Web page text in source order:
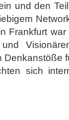
und den
Frankfurt
sich